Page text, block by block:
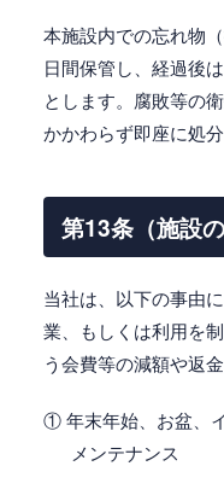
本施設内での忘れ物
日間保管し、経過後
とします。腐敗等の
かかわらず即座に処分
第13条（施設
当社は、以下の事由
業、もしくは利用を
う会費等の減額や返
① 年末年始、お盆、
メンテナンス